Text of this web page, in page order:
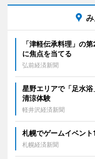
「津軽伝承料理」の
に焦点を当てる
弘前経済新聞
星野エリアで「足水
清涼体験
軽井沢経済新聞
札幌でゲームイベン
札幌経済新聞